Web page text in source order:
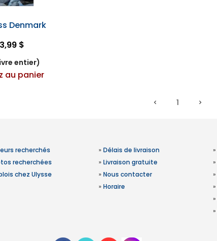
Denmark
$
entier)
au panier
1
recherchés
recherchées
chez Ulysse
» Délais de livraison
» Livraison gratuite
» Nous contacter
» Horaire
»
»
»
»
»
»